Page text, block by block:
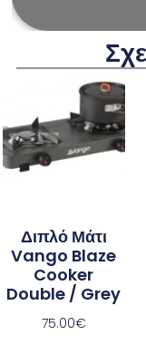
Διπλό Μάτι
Vango Blaze
Cooker
Double / Grey
75.00€